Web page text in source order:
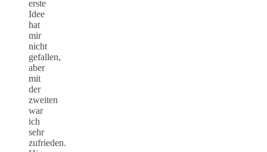
erste
Idee
hat
mir
nicht
gefallen,
aber
mit
der
zweiten
war
ich
sehr
zufrieden.